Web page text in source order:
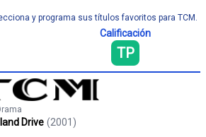
y programa sus títulos favoritos para TCM.
Calificación
TP
Drive (2001)